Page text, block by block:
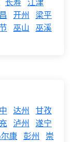
开州
梁平
巫山 巫溪
达州 甘孜
泸州 遂宁
康 彭州
崇